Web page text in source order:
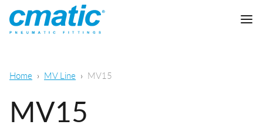
Cmatic实验室
Home MV Line MV15
MV15